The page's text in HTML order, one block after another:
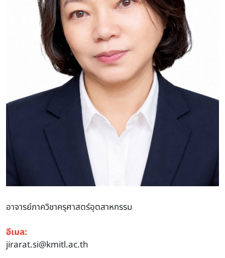
อาจารย์ภาควิชาครุศาสตร์อุตสาหกรรม
อีเมล:
jirarat.si@kmitl.ac.th